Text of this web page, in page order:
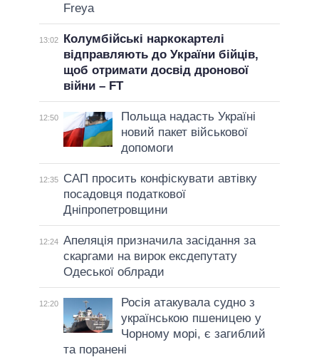
Freya
13:02
Колумбійські наркокартелі
відправляють до України бійців,
щоб отримати досвід дронової
війни – FT
12:50
Польща надасть Україні
новий пакет військової
допомоги
12:35
САП просить конфіскувати автівку
посадовця податкової
Дніпропетровщини
12:24 Апеляція призначила засідання за
скаргами на вирок ексдепутату
Одеської облради
12:20
Росія атакувала судно з
українською пшеницею у
Чорному морі, є загиблий
та поранені